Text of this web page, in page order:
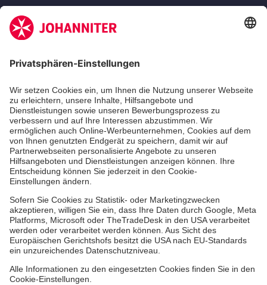
Zertifizierung der Johanniter-Unfall-Hilfe e.V.
Die Johanniter GmbH führt das Spendenzertifikat
des Deutschen Spendenrats e.V.
Dienste & Leistungen
Mitarbeiten & Lernen